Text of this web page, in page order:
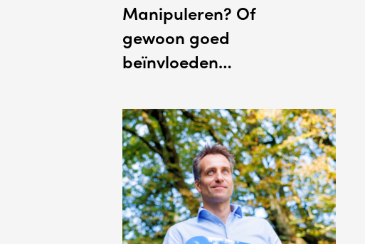
Manipuleren? Of
gewoon goed
beïnvloeden…